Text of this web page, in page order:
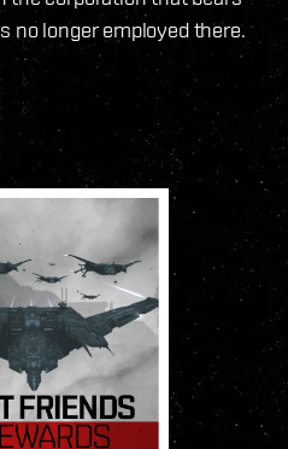
no longer employed there.